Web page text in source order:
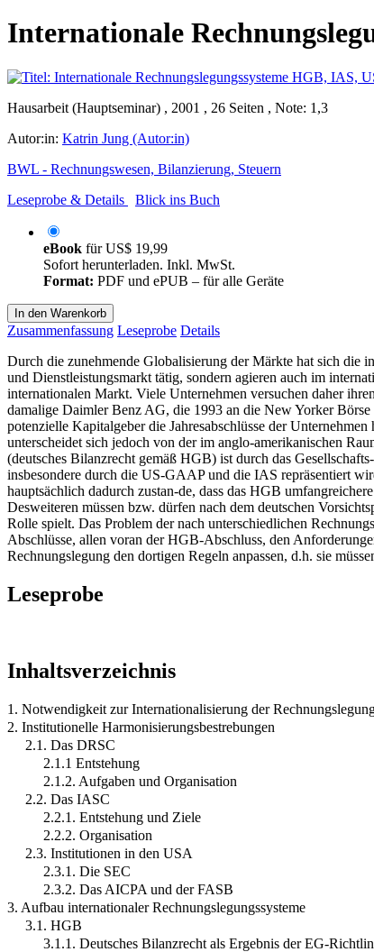
Internationale
Hausarbeit (Hauptseminar) , 2001 , 26 Seiten , Note: 1,3
Autor:in: Katrin Jung (Autor:in)
BWL - Rechnungswesen, Bilanzierung, Steuern
Leseprobe & Details
Blick ins Buch
eBook fürUS$ 19,99
Sofort herunterladen. Inkl. MwSt.
Format: PDF und ePUB – für alle Geräte
In den Warenkorb
Zusammenfassung Leseprobe Details
Durch die zunehmende Globalisierung der Märkte hat sich die
und Dienstleistungsmarkt tätig, sondern agieren auch im
internationalen Markt. Viele Unternehmen versuchen daher
damalige Daimler Benz AG, die 1993 an die New Yorker
potenzielle Kapitalgeber die Jahresabschlüsse der
unterscheidet sich jedoch von der im anglo-amerikanischen
(deutsches Bilanzrecht gemäß HGB) ist durch das
insbesondere durch die US-GAAP und die IAS repräsentiert
hauptsächlich dadurch zustan-de, dass das HGB
Desweiteren müssen bzw. dürfen nach dem deutschen
Rolle spielt. Das Problem der nach unterschiedlichen
Abschlüsse, allen voran der HGB-Abschluss, den
Rechnungslegung den dortigen Regeln anpassen, d.h. sie
Leseprobe
Inhaltsverzeichnis
1. Notwendigkeit zur Internationalisierung der
2. Institutionelle Harmonisierungsbestrebungen
2.1. Das DRSC
2.1.1 Entstehung
2.1.2. Aufgaben und Organisation
2.2. Das IASC
2.2.1. Entstehung und Ziele
2.2.2. Organisation
2.3. Institutionen in den USA
2.3.1. Die SEC
2.3.2. Das AICPA und der FASB
3. Aufbau internationaler Rechnungslegungssysteme
3.1. HGB
3.1.1. Deutsches Bilanzrecht als Ergebnis der EG-